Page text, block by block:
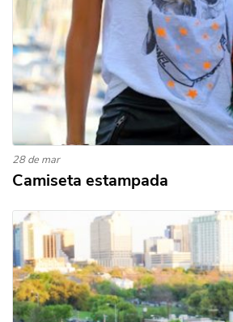
28 de mar
Camiseta estampada